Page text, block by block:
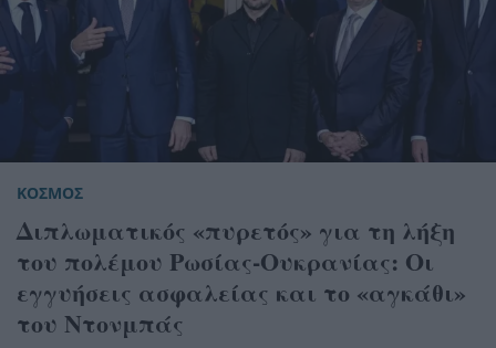
ΚΟΣΜΟΣ
Διπλωματικός «πυρετός» για τη λήξη
του πολέμου Ρωσίας-Ουκρανίας: Οι
εγγυήσεις ασφαλείας και το «αγκάθι»
του Ντονμπάς